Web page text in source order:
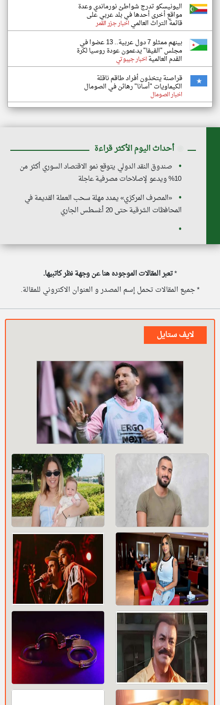
اليونيسكو تدرج شواطئ نورماندي وعدة
مواقع أخرى أحدها في بلد عربي على
قائمة التراث العالمياخبار جزر القمر
بينهم ممثلو 7 دول عربية.. 13 عضوا في
مجلس "الفيفا" يدعمون عودة روسيا لكرة
القدم العالميةاخبار جيبوتي
قراصنة يتخذون أفراد طاقم ناقلة
الكيماويات "أسانا" رهائن في الصومال
اخبار الصومال
أحداث اليوم الأكثر قراءة
صندوق النقد الدولي يتوقع نمو الاقتصاد السوري أكثر من
10% ويدعو لإصلاحات مصرفية عاجلة
«المصرف المركزي» يمدد مهلة سحب العملة القديمة في
المحافظات الشرقية حتى 20 أغسطس الجاري
*تعبر المقالات الموجوده هنا عن وجهة نظر كاتبيها.
* جميع المقالات تحمل إسم المصدر و العنوان الاكتروني للمقالة.
لايف ستايل